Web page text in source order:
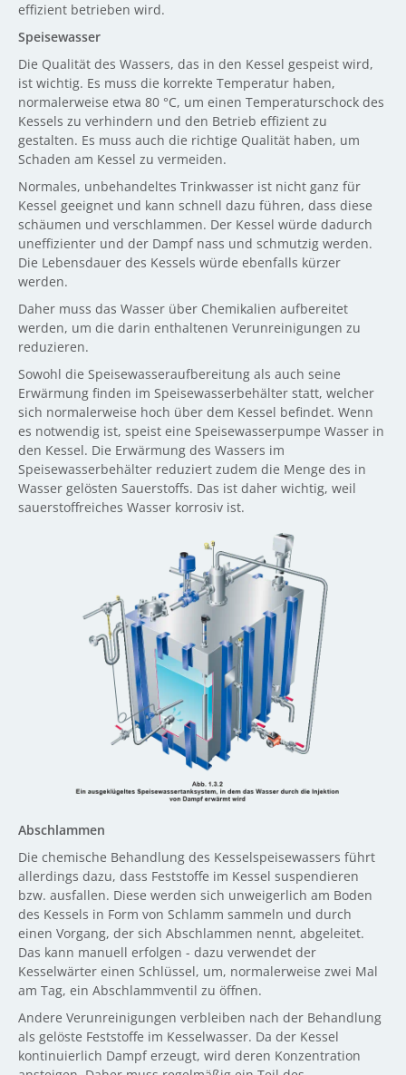
effizient betrieben wird.
Speisewasser
Die Qualität des Wassers, das in den Kessel gespeist wird,
ist wichtig. Es muss die korrekte Temperatur haben,
normalerweise etwa 80 °C, um einen Temperaturschock des
Kessels zu verhindern und den Betrieb effizient zu
gestalten. Es muss auch die richtige Qualität haben, um
Schaden am Kessel zu vermeiden.
Normales, unbehandeltes Trinkwasser ist nicht ganz für
Kessel geeignet und kann schnell dazu führen, dass diese
schäumen und verschlammen. Der Kessel würde dadurch
uneffizienter und der Dampf nass und schmutzig werden.
Die Lebensdauer des Kessels würde ebenfalls kürzer
werden.
Daher muss das Wasser über Chemikalien aufbereitet
werden, um die darin enthaltenen Verunreinigungen zu
reduzieren.
Sowohl die Speisewasseraufbereitung als auch seine
Erwärmung finden im Speisewasserbehälter statt, welcher
sich normalerweise hoch über dem Kessel befindet. Wenn
es notwendig ist, speist eine Speisewasserpumpe Wasser in
den Kessel. Die Erwärmung des Wassers im
Speisewasserbehälter reduziert zudem die Menge des in
Wasser gelösten Sauerstoffs. Das ist daher wichtig, weil
sauerstoffreiches Wasser korrosiv ist.
Abschlammen
Die chemische Behandlung des Kesselspeisewassers führt
allerdings dazu, dass Feststoffe im Kessel suspendieren
bzw. ausfallen. Diese werden sich unweigerlich am Boden
des Kessels in Form von Schlamm sammeln und durch
einen Vorgang, der sich Abschlammen nennt, abgeleitet.
Das kann manuell erfolgen - dazu verwendet der
Kesselwärter einen Schlüssel, um, normalerweise zwei Mal
am Tag, ein Abschlammventil zu öffnen.
Andere Verunreinigungen verbleiben nach der Behandlung
als gelöste Feststoffe im Kesselwasser. Da der Kessel
kontinuierlich Dampf erzeugt, wird deren Konzentration